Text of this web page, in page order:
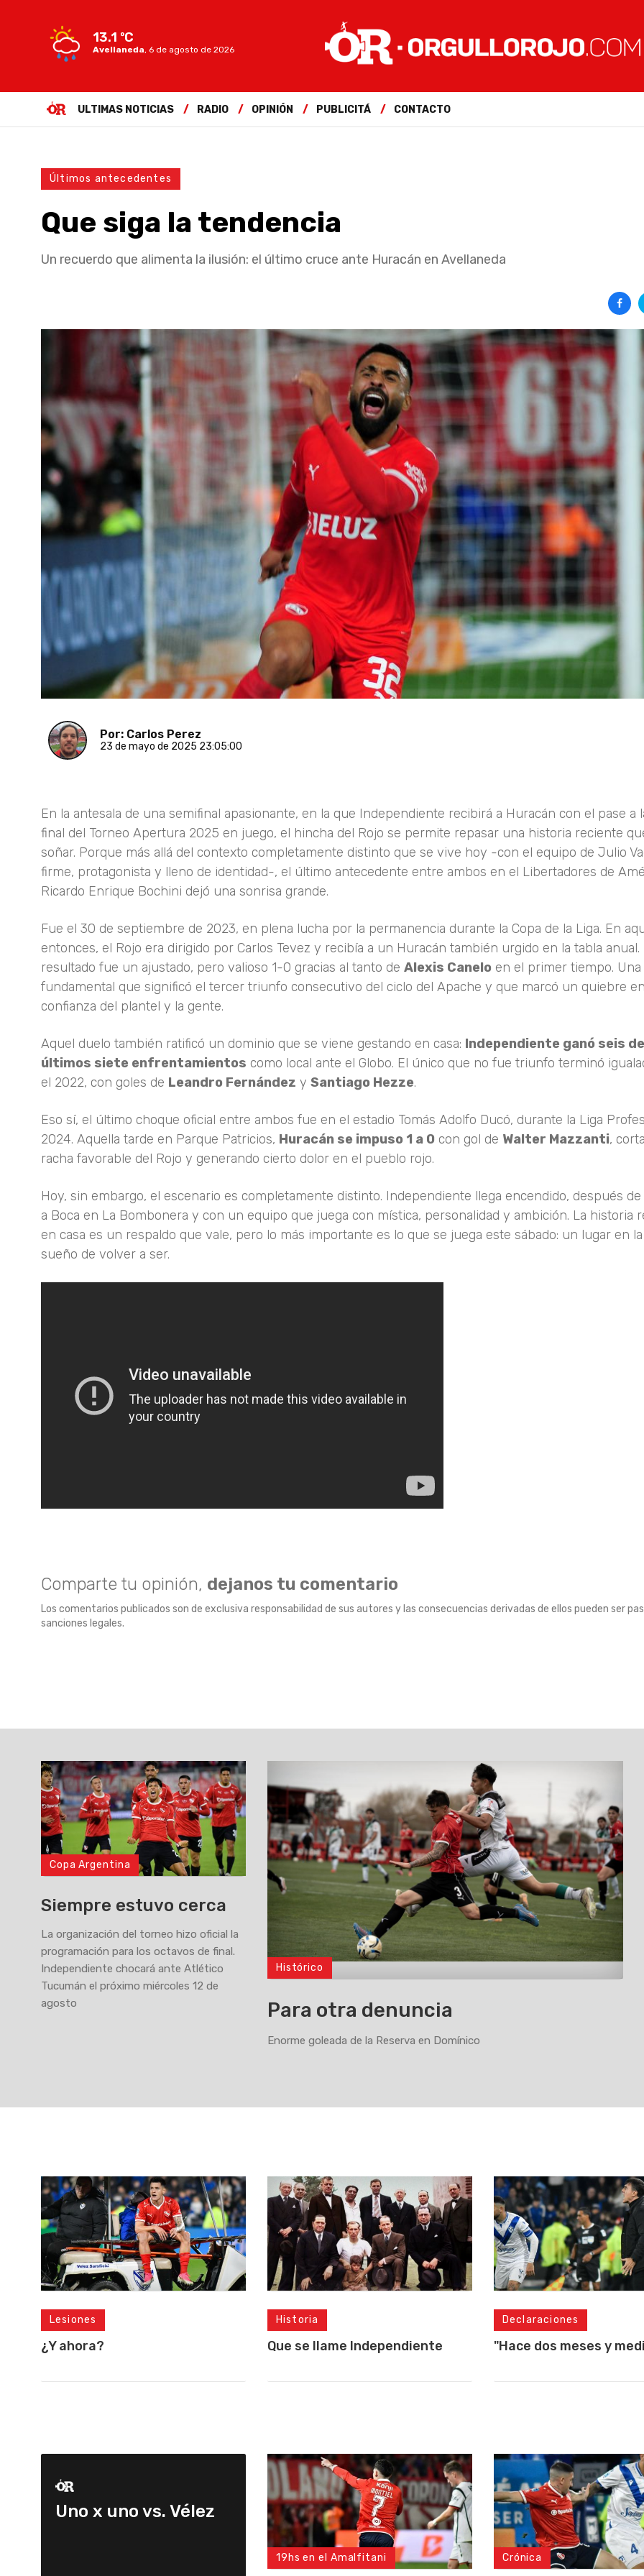
13.1 ºC
Avellaneda, 6 de agosto de 2026
ULTIMAS NOTICIAS RADIO OPINIÓN PUBLICITÁ CONTACTO
Últimos antecedentes
Que siga la tendencia
Un recuerdo que alimenta la ilusión: el último cruce ante Huracán en Avellaneda
Por: Carlos Perez
23 de mayo de 2025 23:05:00
En la antesala de una semifinal apasionante, en la que Independiente recibirá a Huracán con el pase a
final del Torneo Apertura 2025 en juego, el hincha del Rojo se permite repasar una historia reciente
soñar. Porque más allá del contexto completamente distinto que se vive hoy -con el equipo de Julio
firme, protagonista y lleno de identidad-, el último antecedente entre ambos en el Libertadores de
Ricardo Enrique Bochini dejó una sonrisa grande.
Fue el 30 de septiembre de 2023, en plena lucha por la permanencia durante la Copa de la Liga. En
entonces, el Rojo era dirigido por Carlos Tevez y recibía a un Huracán también urgido en la tabla anual.
resultado fue un ajustado, pero valioso 1-0 gracias al tanto de Alexis Canelo en el primer tiempo.
fundamental que significó el tercer triunfo consecutivo del ciclo del Apache y que marcó un quiebre
confianza del plantel y la gente.
Aquel duelo también ratificó un dominio que se viene gestando en casa: Independiente ganó seis
últimos siete enfrentamientos como local ante el Globo. El único que no fue triunfo terminó
el 2022, con goles de Leandro Fernández y Santiago Hezze.
Eso sí, el último choque oficial entre ambos fue en el estadio Tomás Adolfo Ducó, durante la Liga
2024. Aquella tarde en Parque Patricios, Huracán se impuso 1 a 0 con gol de Walter Mazzanti,
racha favorable del Rojo y generando cierto dolor en el pueblo rojo.
Hoy, sin embargo, el escenario es completamente distinto. Independiente llega encendido, después
a Boca en La Bombonera y con un equipo que juega con mística, personalidad y ambición. La historia
en casa es un respaldo que vale, pero lo más importante es lo que se juega este sábado: un lugar en
sueño de volver a ser.
Comparte tu opinión, dejanos tu comentario
Los comentarios publicados son de exclusiva responsabilidad de sus autores y las consecuencias derivadas de ellos pueden ser
sanciones legales.
Copa Argentina
Siempre estuvo cerca
La organización del torneo hizo oficial la
programación para los octavos de final.
Independiente chocará ante Atlético
Tucumán el próximo miércoles 12 de
agosto
Histórico
Para otra denuncia
Enorme goleada de la Reserva en Domínico
Lesiones
¿Y ahora?
Historia
Que se llame Independiente
Declaraciones
"Hace dos meses y
Uno x uno vs. Vélez
19hs en el Amalfitani Crónica